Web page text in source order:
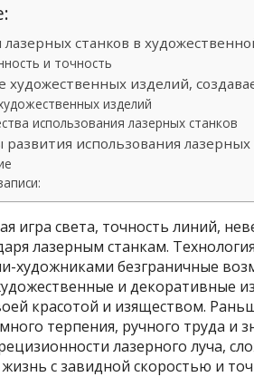
станков в
и точность
художественных изделий,
изделий
использования лазерных станков
использования лазерных
игра света, точность линий,
лазерным станкам.
художниками безграничные
и декоративные
красотой и изяществом.
терпения, ручного труда и
лазерного луча,
с завидной скоростью и